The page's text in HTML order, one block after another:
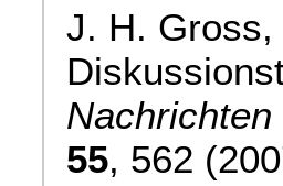
J. H. Gross,
55, 562